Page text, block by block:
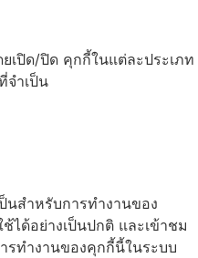
เปิด/ปิด คุกกี้ในแต่ละประเภท
จำเป็น
นสำหรับการทำงานของ
ได้อย่างเป็นปกติ และเข้าชม
รทำงานของคุกกี้นี้ในระบบ